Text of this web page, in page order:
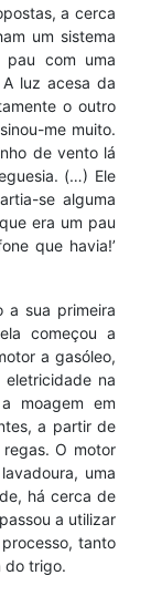
a cerca
um sistema
pau com uma
luz acesa da
o outro
me muito.
de vento lá
(…) Ele
se alguma
era um pau
que havia!’
a sua primeira
começou a
a gasóleo,
na
moagem em
a partir de
O motor
uma
há cerca de
a utilizar
tanto
do trigo.